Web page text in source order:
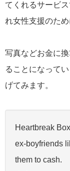
てくれるサービ
れ女性支援のため
写真などお金に
ることになって
げてみます。
Heartbreak
ex-boyfriends
them to cash.